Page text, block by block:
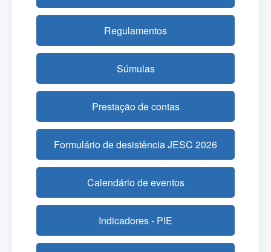
Regulamentos
Súmulas
Prestação de contas
Formulário de desistência JESC 2026
Calendário de eventos
Indicadores - PIE